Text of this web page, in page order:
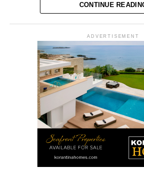
τουρκική εισβολή του 1974.
Παρουσιάζει οΜίκης Κασάπης
Δευτέρα 22/12 στις 7μμ
Vouli Report— αποκλειστικά στο
CONTINUE
ADVERTISEMENT